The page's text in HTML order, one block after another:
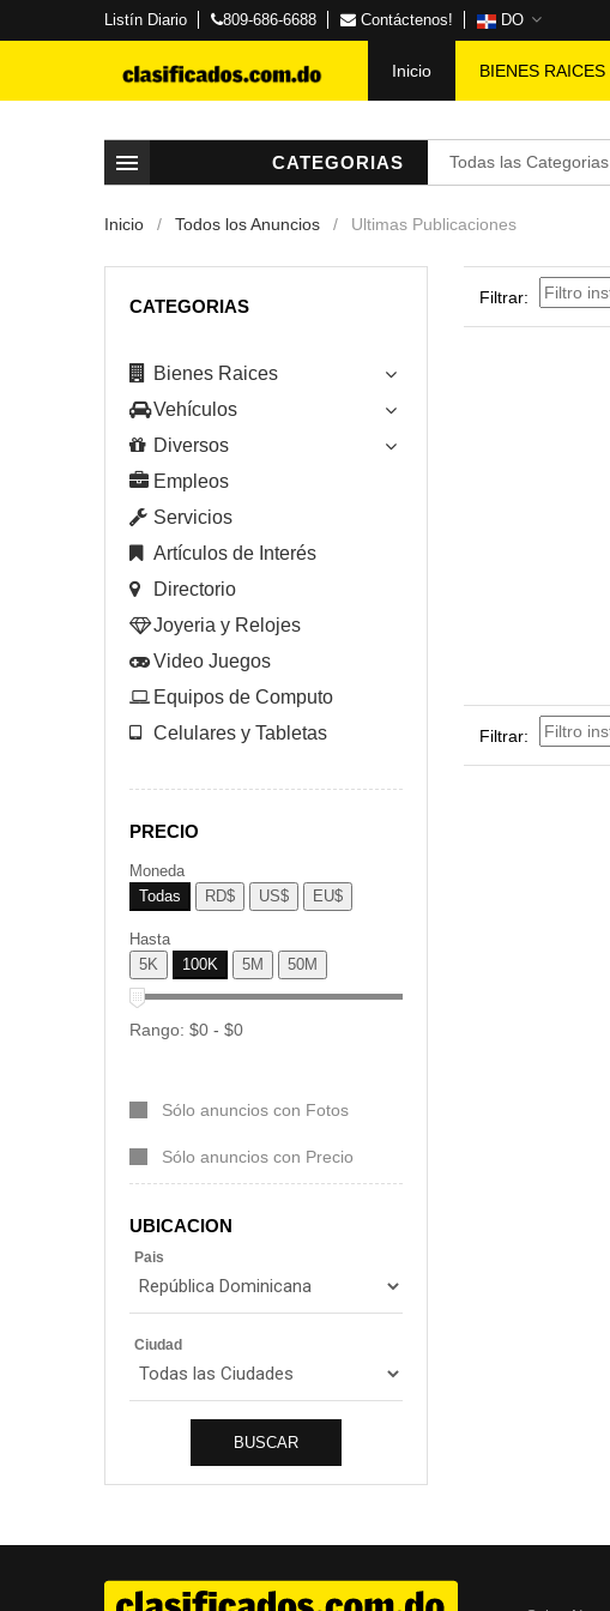
Listín Diario 809-686-6688 Contáctenos! DO
Inicio BIENES RAICES
CATEGORIAS Todas las Categorias
Inicio Todos los Anuncios Ultimas Publicaciones
Filtrar:
Filtrar:
CATEGORIAS
Bienes Raices
Vehículos
Diversos
Empleos
Servicios
Artículos de Interés
Directorio
Joyeria y Relojes
Video Juegos
Equipos de Computo
Celulares y Tabletas
PRECIO
Moneda
Todas
RD$ US$ EU$
Hasta
5K
100K 5M 50M
Rango: $0 - $0
Sólo anuncios con Fotos
Sólo anuncios con Precio
UBICACION
Pais
Ciudad
BUSCAR